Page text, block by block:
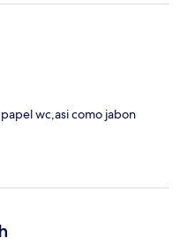
wc,asi como jabon